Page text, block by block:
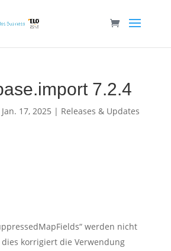
7.2.4
Jan. 17, 2025 | Releases & Updates
werden nicht
korrigiert die Verwendung